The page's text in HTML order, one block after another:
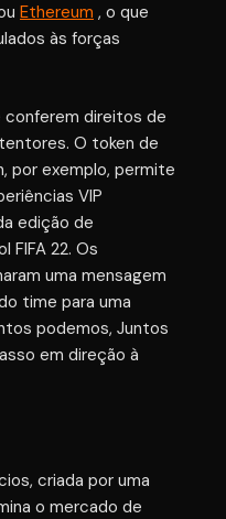
Ethereum , o que
às forças
direitos de
O token de
por exemplo, permite
VIP
edição de
22. Os
uma mensagem
time para uma
podemos, Juntos
em direção à
criada por uma
o mercado de